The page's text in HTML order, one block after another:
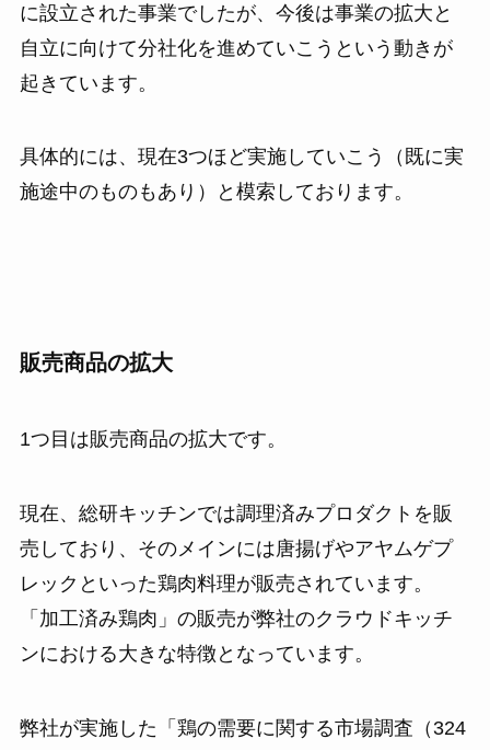
に設立された事業でしたが、今後は事業の拡大と
自立に向けて分社化を進めていこうという動きが
起きています。
具体的には、現在3つほど実施していこう（既に実
施途中のものもあり）と模索しております。
販売商品の拡大
1つ目は販売商品の拡大です。
現在、総研キッチンでは調理済みプロダクトを販
売しており、そのメインには唐揚げやアヤムゲプ
レックといった鶏肉料理が販売されています。
「加工済み鶏肉」の販売が弊社のクラウドキッチ
ンにおける大きな特徴となっています。
弊社が実施した「鶏の需要に関する市場調査（324